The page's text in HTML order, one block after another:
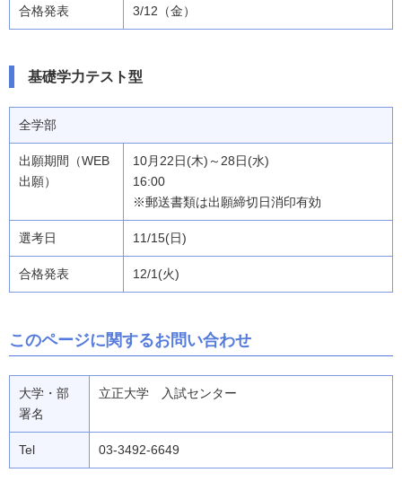
3/12（金）
基礎学力テスト型
全学部
10月22日(木)～28日(水)
16:00
※郵送書類は出願締切日消印有効
11/15(日)
12/1(火)
このページに関するお問い合わせ
大学・部
署名
立正大学 入試センター
Tel 03-3492-6649